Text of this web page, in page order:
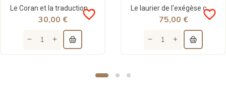
Le Coran et la traduction des sens en français (Arabe-Français) - Tawbah
favorite_border
30,00 €
Le laurier de l'exégèse coranique - Tafsir du Coran - Mohamed Benchili - 3 tomes - Tawhid
favorite_border
75,00 €